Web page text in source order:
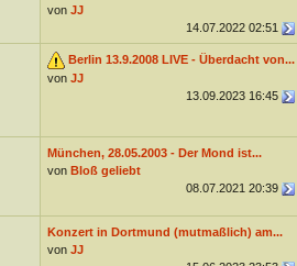
von JJ
14.07.2022 02:51
Berlin 13.9.2008 LIVE - Überdacht von...
von JJ
13.09.2023 16:45
München, 28.05.2003 - Der Mond ist...
von Bloß geliebt
08.07.2021 20:39
Konzert in Dortmund (mutmaßlich) am...
von JJ